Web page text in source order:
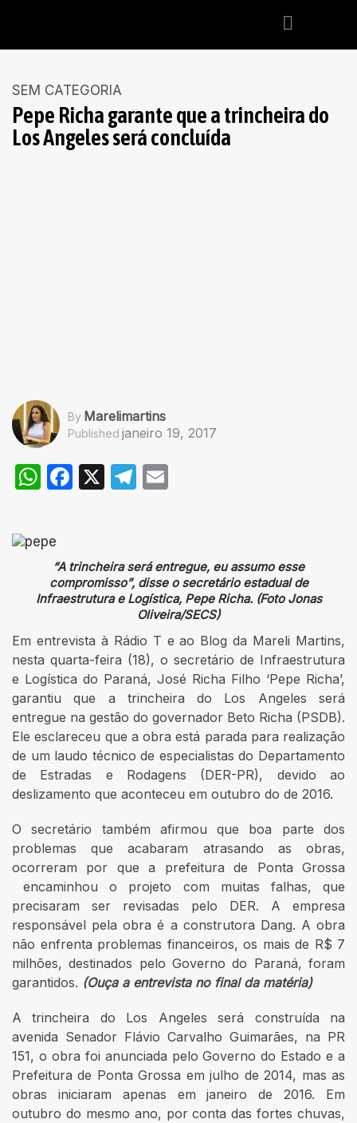
SEM CATEGORIA
Pepe Richa garante que a trincheira do
Los Angeles será concluída
By Marelimartins
Published janeiro 19, 2017
WhatsApp
Facebook
X Telegram
“A trincheira será entregue, eu assumo esse
compromisso”, disse o secretário estadual de
Infraestrutura e Logística, Pepe Richa. (Foto Jonas
Oliveira/SECS)
Em entrevista à Rádio T e ao Blog da Mareli Martins,
nesta quarta-feira (18), o secretário de Infraestrutura
e Logística do Paraná, José Richa Filho ‘Pepe Richa’,
garantiu que a trincheira do Los Angeles será
entregue na gestão do governador Beto Richa (PSDB).
Ele esclareceu que a obra está parada para realização
de um laudo técnico de especialistas do Departamento
de Estradas e Rodagens (DER-PR), devido ao
deslizamento que aconteceu em outubro do de 2016.
O secretário também afirmou que boa parte dos
problemas que acabaram atrasando as obras,
ocorreram por que a prefeitura de Ponta Grossa
encaminhou o projeto com muitas falhas, que
precisaram ser revisadas pelo DER. A empresa
responsável pela obra é a construtora Dang. A obra
não enfrenta problemas financeiros, os mais de R$ 7
milhões, destinados pelo Governo do Paraná, foram
garantidos. (Ouça a entrevista no final da matéria)
A trincheira do Los Angeles será construída na
avenida Senador Flávio Carvalho Guimarães, na PR
151, o obra foi anunciada pelo Governo do Estado e a
Prefeitura de Ponta Grossa em julho de 2014, mas as
obras iniciaram apenas em janeiro de 2016. Em
outubro do mesmo ano, por conta das fortes chuvas,